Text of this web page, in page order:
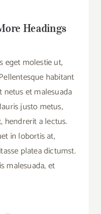
Headings
eget molestie ut,
habitant
et malesuada
justo metus,
hendrerit a lectus.
in lobortis at,
platea dictumst.
malesuada, et